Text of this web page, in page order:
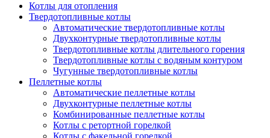
Котлы для отопления
Твердотопливные котлы
Автоматические твердотопливные котлы
Двухконтурные твердотопливные котлы
Твердотопливные котлы длительного горения
Твердотопливные котлы с водяным контуром
Чугунные твердотопливные котлы
Пеллетные котлы
Автоматические пеллетные котлы
Двухконтурные пеллетные котлы
Комбинированные пеллетные котлы
Котлы с ретортной горелкой
Котлы с факельной горелкой